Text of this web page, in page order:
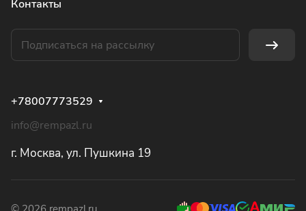
Контакты
+78007773529
info@rempazl.ru
г. Москва, ул. Пушкина 19